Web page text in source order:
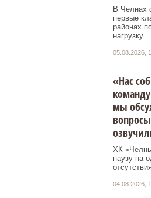
В Челнах
первые
районах
нагрузку.
05.08.2026,
«Нас
мы
ХК
паузу на
04.08.2026,